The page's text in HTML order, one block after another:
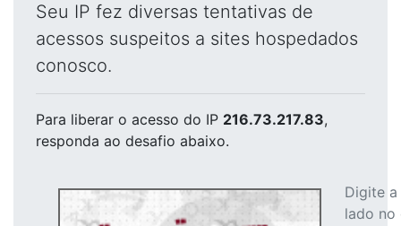
Seu IP fez diversas tentativas de
acessos suspeitos a sites hospedados
conosco.
Para liberar o acesso do IP 216.73.217.83,
responda ao desafio abaixo.
Digite
lado no